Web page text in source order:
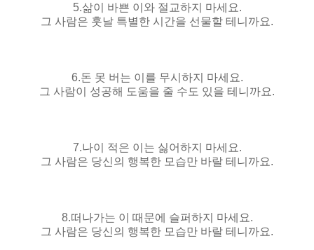
5.삶이 바쁜 이와 절교하지 마세요.
그 사람은 훗날 특별한 시간을 선물할 테니까요.
6.돈 못 버는 이를 무시하지 마세요.
그 사람이 성공해 도움을 줄 수도 있을 테니까요.
7.나이 적은 이는 싫어하지 마세요.
그 사람은 당신의 행복한 모습만 바랄 테니까요.
8.떠나가는 이 때문에 슬퍼하지 마세요.
그 사람은 당신의 행복한 모습만 바랄 테니까요.